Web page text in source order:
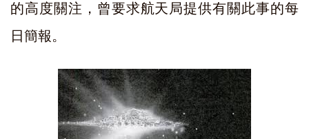
的高度關注，曾要求航天局提供有關此事的每
日簡報。